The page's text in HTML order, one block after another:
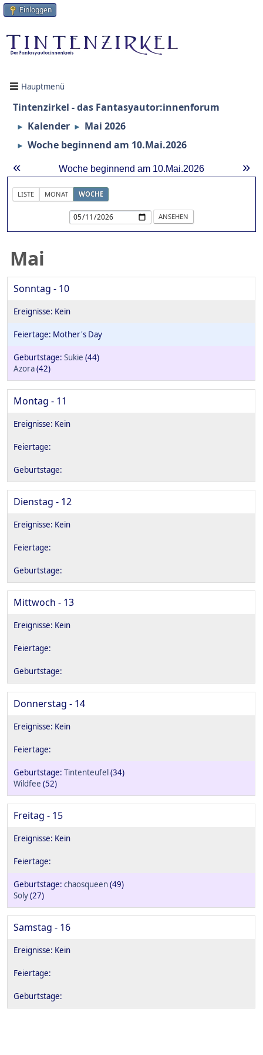
Einloggen
Hauptmenü
Tintenzirkel - das Fantasyautor:innenforum
► Kalender ► Mai 2026
► Woche beginnend am 10.Mai.2026
« »
Woche beginnend am 10.Mai.2026
LISTE MONAT WOCHE
Mai
Sonntag - 10
Mother's Day
Sukie (44)
Azora(42)
Montag - 11
Dienstag - 12
Mittwoch - 13
Donnerstag - 14
Tintenteufel(34)
Wildfee (52)
Freitag - 15
chaosqueen(49)
Soly(27)
Samstag - 16